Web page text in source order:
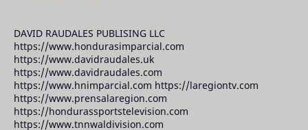
DAVID RAUDALES PUBLISING LLC
https://www.hondurasimparcial.com
https://www.davidraudales.uk
https://www.davidraudales.com
https://www.hnimparcial.com https://laregiontv.com
https://www.prensalaregion.com
https://hondurassportstelevision.com
https://www.tnnwaldivision.com